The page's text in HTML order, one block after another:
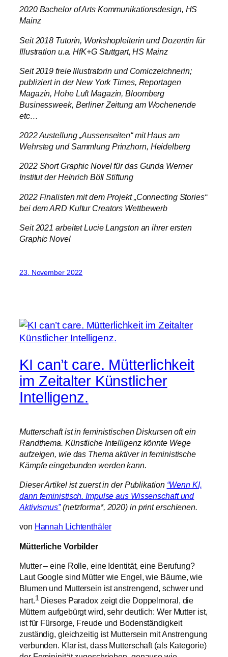
2020 Bachelor of Arts Kommunikationsdesign, HS
Mainz
Seit 2018 Tutorin, Workshopleiterin und Dozentin für
Illustration u.a. HfK+G Stuttgart, HS Mainz
Seit 2019 freie Illustratorin und Comiczeichnerin;
publiziert in der New York Times, Reportagen
Magazin, Hohe Luft Magazin, Bloomberg
Businessweek, Berliner Zeitung am Wochenende
etc…
2022 Austellung „Aussenseiten“ mit Haus am
Wehrsteg und Sammlung Prinzhorn, Heidelberg
2022 Short Graphic Novel für das Gunda Werner
Institut der Heinrich Böll Stiftung
2022 Finalisten mit dem Projekt „Connecting Stories“
bei dem ARD Kultur Creators Wettbewerb
Seit 2021 arbeitet Lucie Langston an ihrer ersten
Graphic Novel
23. November 2022
KI can’t care. Mütterlichkeit
im Zeitalter Künstlicher
Intelligenz.
Mutterschaft ist in feministischen Diskursen oft ein
Randthema. Künstliche Intelligenz könnte Wege
aufzeigen, wie das Thema aktiver in feministische
Kämpfe eingebunden werden kann.
Dieser Artikel ist zuerst in der Publikation “Wenn KI,
dann feministisch. Impulse aus Wissenschaft und
Aktivismus”(netzforma*, 2020) in print erschienen.
von Hannah Lichtenthäler
Mütterliche Vorbilder
Mutter – eine Rolle, eine Identität, eine Berufung?
Laut Google sind Mütter wie Engel, wie Bäume, wie
Blumen und Muttersein ist anstrengend, schwer und
hart.1 Dieses Paradox zeigt die Doppelmoral, die
Müttern aufgebürgt wird, sehr deutlich: Wer Mutter ist,
ist für Fürsorge, Freude und Bodenständigkeit
zuständig, gleichzeitig ist Muttersein mit Anstrengung
verbunden. Klar ist, dass Mutterschaft (als Kategorie)